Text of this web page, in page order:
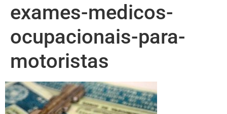
exames-medicos-
ocupacionais-para-
motoristas